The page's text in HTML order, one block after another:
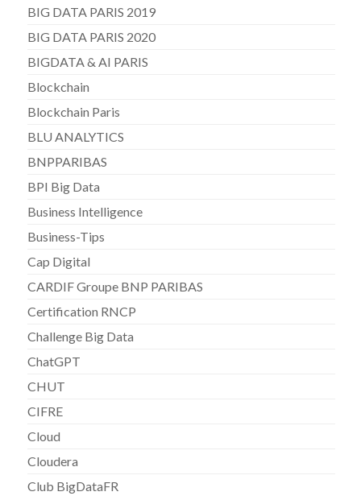
BIG DATA PARIS 2019
BIG DATA PARIS 2020
BIGDATA & AI PARIS
Blockchain
Blockchain Paris
BLU ANALYTICS
BNPPARIBAS
BPI Big Data
Business Intelligence
Business-Tips
Cap Digital
CARDIF Groupe BNP PARIBAS
Certification RNCP
Challenge Big Data
ChatGPT
CHUT
CIFRE
Cloud
Cloudera
Club BigDataFR